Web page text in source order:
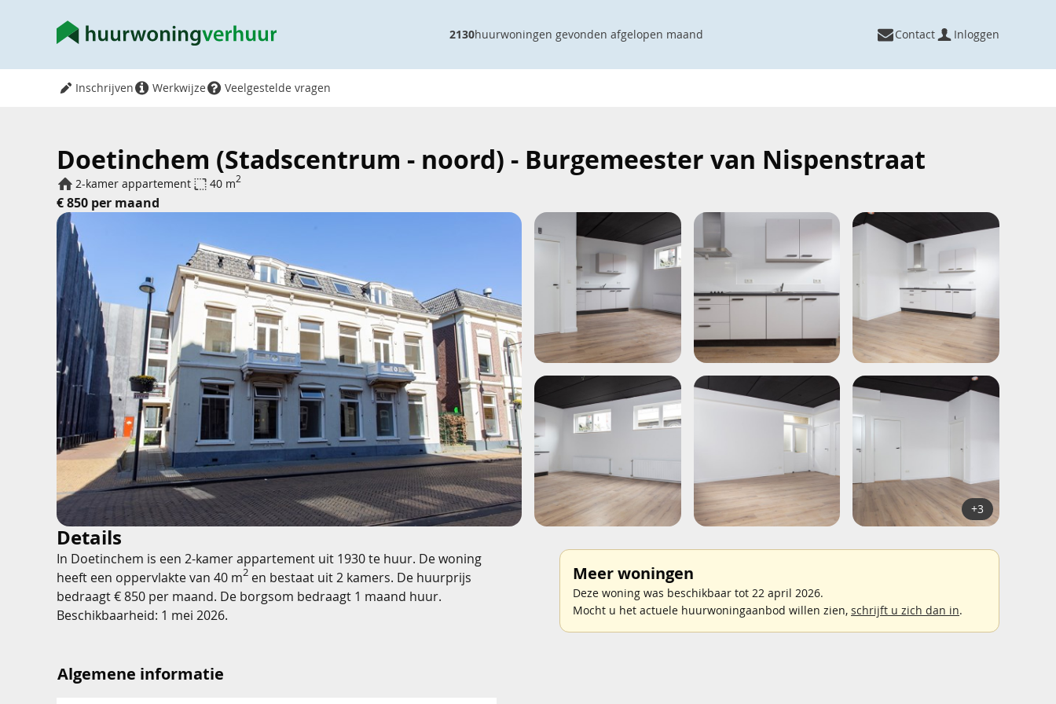
2130huurwoningen gevonden afgelopen maand Contact Inloggen
Inschrijven Werkwijze Veelgestelde vragen
Doetinchem (Stadscentrum - noord) - Burgemeester van Nispenstraat
2-kamer appartement 40 m2
€ 850 per maand
+3
Details
In Doetinchem is een 2-kamer appartement uit 1930 te huur. De woning
heeft een oppervlakte van 40 m2 en bestaat uit 2 kamers. De huurprijs
bedraagt € 850 per maand. De borgsom bedraagt 1 maand huur.
Beschikbaarheid: 1 mei 2026.
Meer woningen
Deze woning was beschikbaar tot 22 april 2026.
Mocht u het actuele huurwoningaanbod willen zien, schrijft u zich dan in.
Algemene informatie